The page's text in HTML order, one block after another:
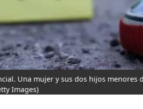
Una mujer y sus dos hijos menores
Images)